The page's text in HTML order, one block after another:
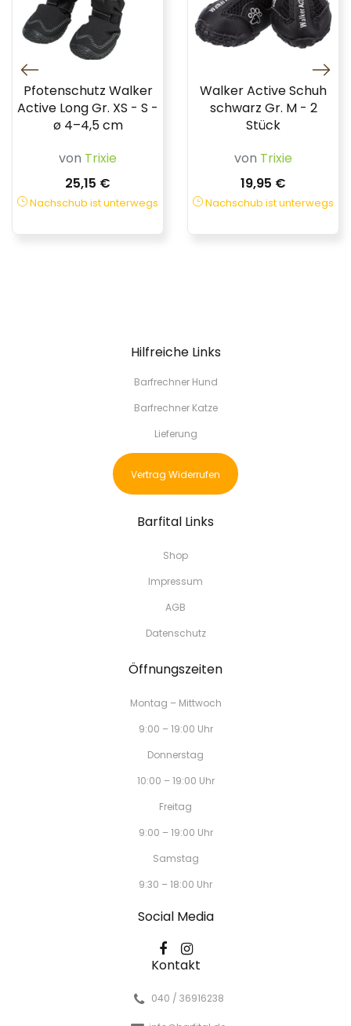
Pfotenschutz Walker
Active Long Gr. XS - S -
ø 4–4,5 cm
von Trixie
25,15 €
Nachschub ist unterwegs
Walker Active Schuh
schwarz Gr. M - 2
Stück
von Trixie
19,95 €
Nachschub ist unterwegs
Hilfreiche Links
Barfrechner Hund
Barfrechner Katze
Lieferung
Vertrag Widerrufen
Barfital Links
Shop
Impressum
AGB
Datenschutz
Öffnungszeiten
Montag – Mittwoch
9:00 – 19:00 Uhr
Donnerstag
10:00 – 19:00 Uhr
Freitag
9:00 – 19:00 Uhr
Samstag
9:30 – 18:00 Uhr
Social Media
Kontakt
040 / 36916238